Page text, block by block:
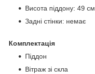
Висота піддону: 49 см
Задні стінки: немає
Комплектація
Піддон
Вітраж зі скла